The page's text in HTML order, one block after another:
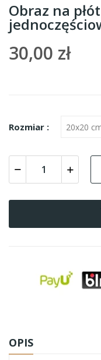
Obraz na
30,00 zł
Rozmiar :
OPIS